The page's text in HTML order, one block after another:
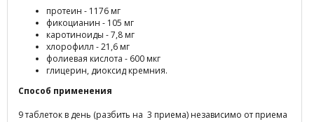
протеин - 1176 мг
фикоцианин - 105 мг
каротиноиды - 7,8 мг
хлорофилл - 21,6 мг
фолиевая кислота - 600 мкг
глицерин, диоксид кремния.
Способ применения
9 таблеток в день (разбить на 3 приема) независимо от приема